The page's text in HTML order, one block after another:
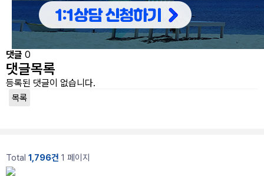
댓글 0
댓글목록
등록된 댓글이 없습니다.
목록
Total 1,796건 1 페이지